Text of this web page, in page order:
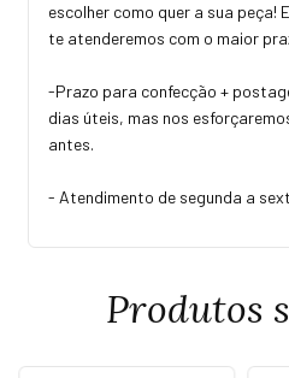
escolher como quer a sua peça!
te atenderemos com o maior
-Prazo para confecção +
dias úteis, mas nos
antes.
- Atendimento de segunda a
Produtos